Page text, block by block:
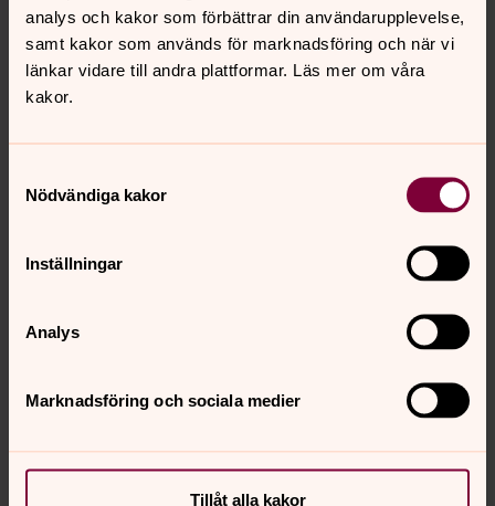
analys och kakor som förbättrar din användarupplevelse,
samt kakor som används för marknadsföring och när vi
länkar vidare till andra plattformar. Läs mer om våra
kakor.
Nödvändiga kakor
Inställningar
Analys
Marknadsföring och sociala medier
Tillåt alla kakor